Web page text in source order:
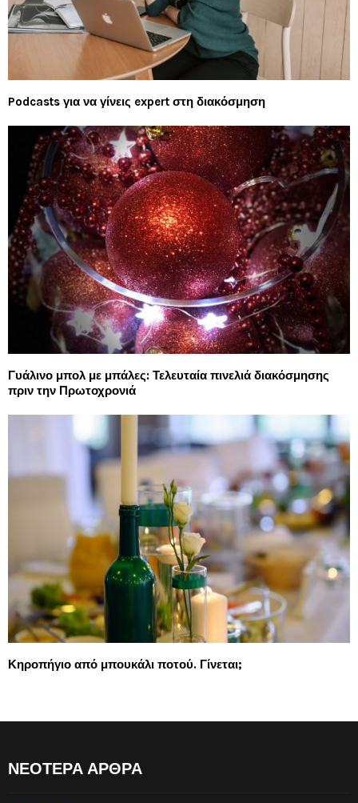
Podcasts για να γίνεις expert στη διακόσμηση
Γυάλινο μπολ με μπάλες: Τελευταία πινελιά διακόσμησης
πριν την Πρωτοχρονιά
Κηροπήγιο από μπουκάλι ποτού. Γίνεται;
ΝΕΟΤΕΡΑ ΑΡΘΡΑ